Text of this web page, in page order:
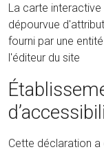
La carte
dépourvue
fourni par une
l'éditeur du site
Cette déclaration